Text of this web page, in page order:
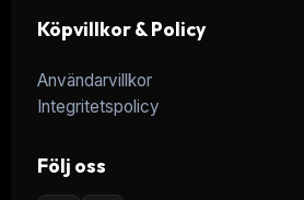
Köpvillkor & Policy
Användarvillkor
Integritetspolicy
Följ oss